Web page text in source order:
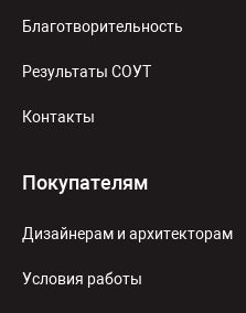
Благотворительность
Результаты СОУТ
Контакты
Покупателям
Дизайнерам и архитекторам
Условия работы